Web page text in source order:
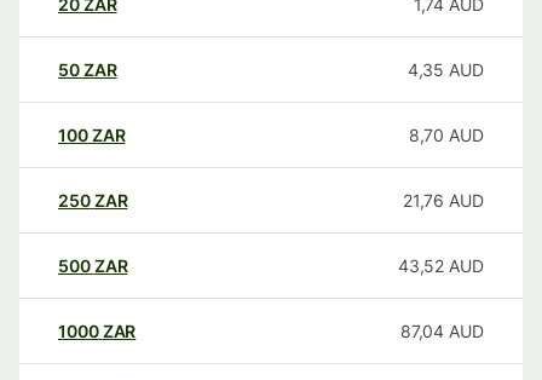
20ZAR 1,74 AUD
50ZAR 4,35 AUD
100ZAR 8,70 AUD
250ZAR 21,76 AUD
500ZAR 43,52 AUD
1000ZAR 87,04 AUD